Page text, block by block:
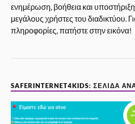
ενημέρωση, βοήθεια και
μεγάλους χρήστες του διαδικτύου.
πληροφορίες, πατήστε στην εικόνα!
SAFERINTERNET4KIDS: ΣΕΛΊΔΑ